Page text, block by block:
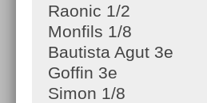
Raonic 1/2
Monfils 1/8
Bautista Agut 3e
Goffin 3e
Simon 1/8